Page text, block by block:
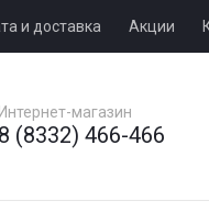
и доставка Акции
Интернет-магазин
8 (8332) 466-466